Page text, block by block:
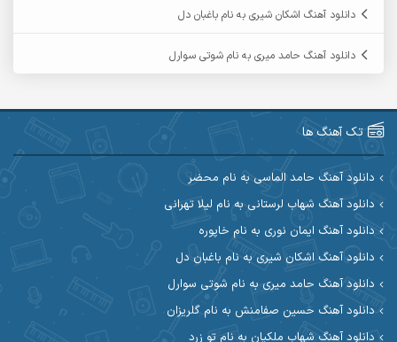
آرین صیادی
آرین مریدی
آوات بوکانی آوات یگانه
آیت احمدنژاد
ابراهیم شمس ابوالحسن جاویدان
ابی حسینی
دانلود آهنگ اشکان شیری به نام باغبان دل
دانلود آهنگ حامد میری به نام شوتی سوارل
تک آهنگ ها
دانلود آهنگ حامد الماسی به نام محضر
دانلود آهنگ شهاب لرستانی به نام لیلا تهرانی
دانلود آهنگ ایمان نوری به نام خاپوره
دانلود آهنگ اشکان شیری به نام باغبان دل
دانلود آهنگ حامد میری به نام شوتی سوارل
دانلود آهنگ حسین صفامنش به نام گلریزان
دانلود آهنگ شهاب ملکیان به نام تو زرد